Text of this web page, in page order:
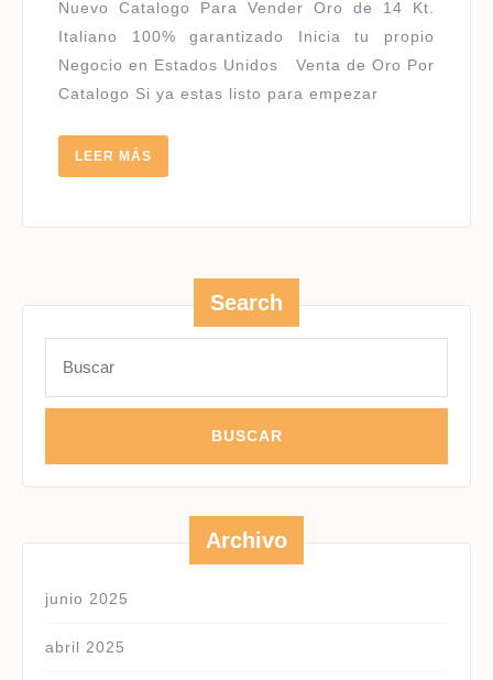
Nuevo Catalogo Para Vender Oro de 14 Kt.
Italiano 100% garantizado Inicia tu propio
Negocio en Estados Unidos Venta de Oro Por
Catalogo Si ya estas listo para empezar
LEER MÁS
MÁS
Search
Archivo
junio 2025
abril 2025